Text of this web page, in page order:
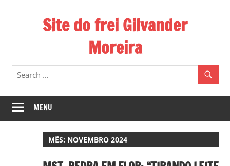
Site do frei Gilvander
Moreira
Esse
site
frei
Gilvander
divulga
MENU
MÊS: NOVEMBRO 2024